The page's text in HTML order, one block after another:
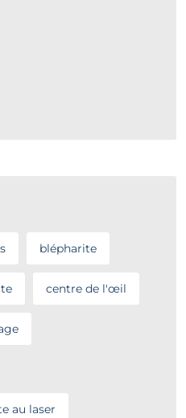
blépharite
centre de l'œil
au laser